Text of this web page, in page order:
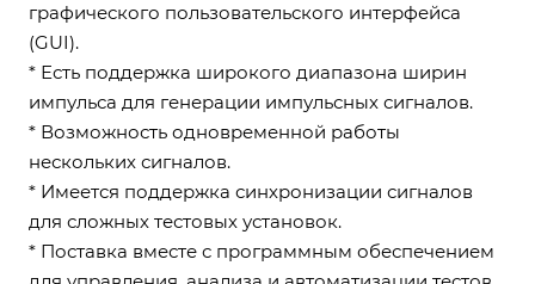
графического пользовательского интерфейса
(GUI).
* Есть поддержка широкого диапазона ширин
импульса для генерации импульсных сигналов.
* Возможность одновременной работы
нескольких сигналов.
* Имеется поддержка синхронизации сигналов
для сложных тестовых установок.
* Поставка вместе с программным обеспечением